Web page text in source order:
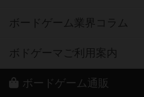
ボードゲーム業界コラム
ボドゲーマご利用案内
ボードゲーム通販